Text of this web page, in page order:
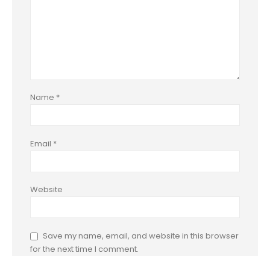
Name *
Email *
Website
Save my name, email, and website in this browser
for the next time I comment.